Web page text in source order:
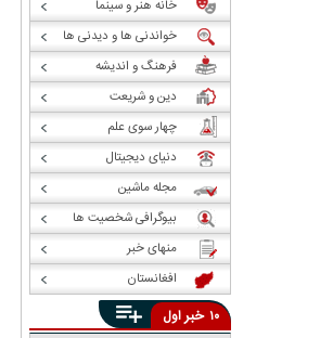
خانه هنر و سینما
خواندنی ها و دیدنی ها
فرهنگ و اندیشه
دین و شریعت
چهار سوی علم
دنیای دیجیتال
مجله ماشین
بیوگرافی شخصیت ها
منهای خبر
افغانستان
۱۰ خبراول